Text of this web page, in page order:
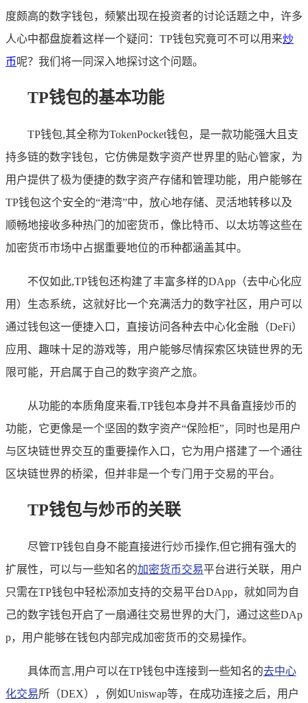
度颇高的数字钱包，频繁出现在投资者的讨论话题之中，许多
人心中都盘旋着这样一个疑问：TP钱包究竟可不可以用来炒
币 呢？我们将一同深入地探讨这个问题。
TP钱包的基本功能
TP钱包,其全称为TokenPocket钱包，是一款功能强大且支
持多链的数字钱包，它仿佛是数字资产世界里的贴心管家，为
用户提供了极为便捷的数字资产存储和管理功能，用户能够在
TP钱包这个安全的“港湾”中，放心地存储、灵活地转移以及
顺畅地接收多种热门的加密货币，像比特币、以太坊等这些在
加密货币市场中占据重要地位的币种都涵盖其中。
不仅如此,TP钱包还构建了丰富多样的DApp（去中心化应
用）生态系统，这就好比一个充满活力的数字社区，用户可以
通过钱包这一便捷入口，直接访问各种去中心化金融（DeFi）
应用、趣味十足的游戏等，用户能够尽情探索区块链世界的无
限可能，开启属于自己的数字资产之旅。
从功能的本质角度来看,TP钱包本身并不具备直接炒币的
功能，它更像是一个坚固的数字资产“保险柜”，同时也是用户
与区块链世界交互的重要操作入口，它为用户搭建了一个通往
区块链世界的桥梁，但并非是一个专门用于交易的平台。
TP钱包与炒币的关联
尽管TP钱包自身不能直接进行炒币操作,但它拥有强大的
扩展性，可以与一些知名的加密货币交易平台进行关联，用户
只需在TP钱包中轻松添加支持的交易平台DApp，就如同为自
己的数字钱包开启了一扇通往交易世界的大门，通过这些DAp
p，用户能够在钱包内部完成加密货币的交易操作。
具体而言,用户可以在TP钱包中连接到一些知名的去中心
化交易所（DEX），例如Uniswap等，在成功连接之后，用户